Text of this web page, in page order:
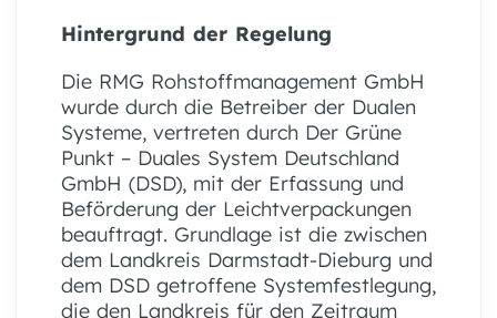
Hintergrund der Regelung
Die RMG Rohstoffmanagement GmbH
wurde durch die Betreiber der Dualen
Systeme, vertreten durch Der Grüne
Punkt – Duales System Deutschland
GmbH (DSD), mit der Erfassung und
Beförderung der Leichtverpackungen
beauftragt. Grundlage ist die zwischen
dem Landkreis Darmstadt-Dieburg und
dem DSD getroffene Systemfestlegung,
die den Landkreis für den Zeitraum